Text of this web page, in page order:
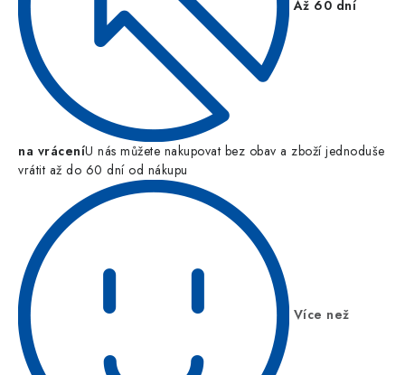
Až 60 dní
na vráceníU nás můžete nakupovat bez obav a zboží jednoduše
vrátit až do 60 dní od nákupu
Více než